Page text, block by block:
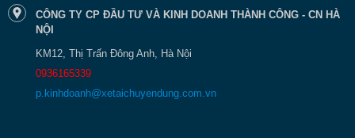
CÔNG TY CP ĐẦU TƯ VÀ KINH DOANH THÀNH CÔNG - CN HÀ
NỘI
KM12, Thị Trấn Đông Anh, Hà Nội
0936165339
p.kinhdoanh@xetaichuyendung.com.vn